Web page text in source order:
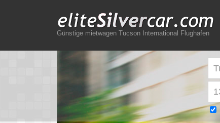
Günstige mietwagen Tucson International Flughafen